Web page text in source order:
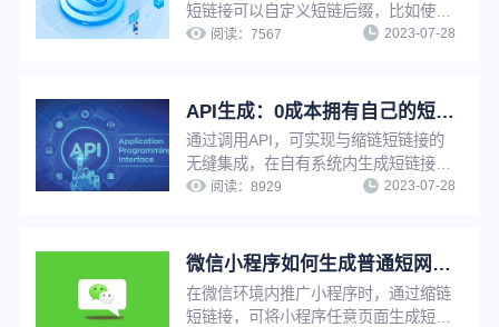
短链接可以自定义短链后缀，比如使用
品牌域名做后缀，既能增加链接辨识度
阅读：7567 2023-07-28
API生成：0成本拥有自己的短链工具，批量生成更高效！
通过调用API，可实现与缩链短链接的
无缝集成，在自有系统内生成短链接。
适用于有技术能力且需要生成大量短链
力，提高用户服务水平。
阅读：8929 2023-07-28
微信小程序如何生成普通短网址？
在微信环境内推广小程序时，通过缩链
短链接，可将小程序任意页面生成短